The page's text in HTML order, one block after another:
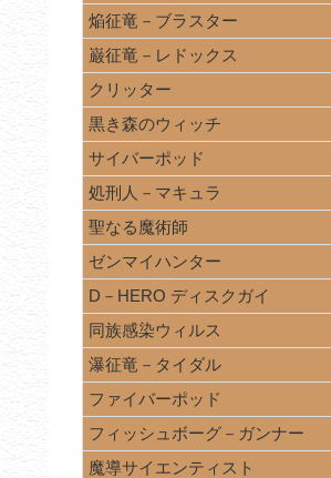
焔征竜－ブラスター
巌征竜－レドックス
クリッター
黒き森のウィッチ
サイバーポッド
処刑人－マキュラ
聖なる魔術師
ゼンマイハンター
D－HERO ディスクガイ
同族感染ウィルス
瀑征竜－タイダル
ファイバーポッド
フィッシュボーグ－ガンナー
魔導サイエンティスト